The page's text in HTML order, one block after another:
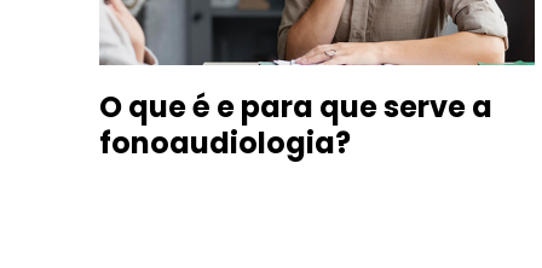
O que é e para que serve a
fonoaudiologia?